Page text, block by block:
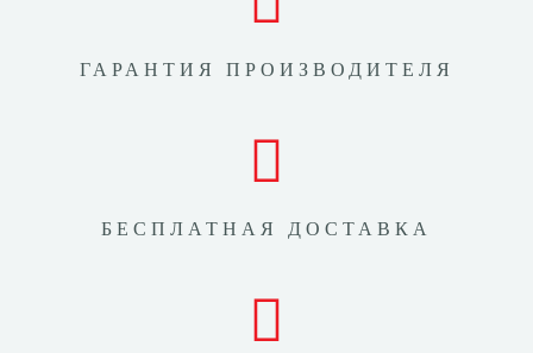
ГАРАНТИЯ ПРОИЗВОДИТЕЛЯ
БЕСПЛАТНАЯ ДОСТАВКА